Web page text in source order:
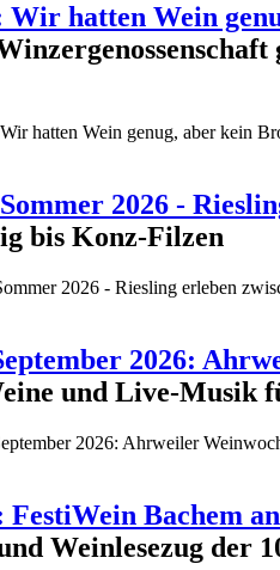
Wir hatten Wein
hatten Wein genug, aber kein
2026 -
bis Konz-Filzen
2026 - Riesling erleben
2026:
und Live-Musik
2026: Ahrweiler
FestiWein Bachem
Weinlesezug der